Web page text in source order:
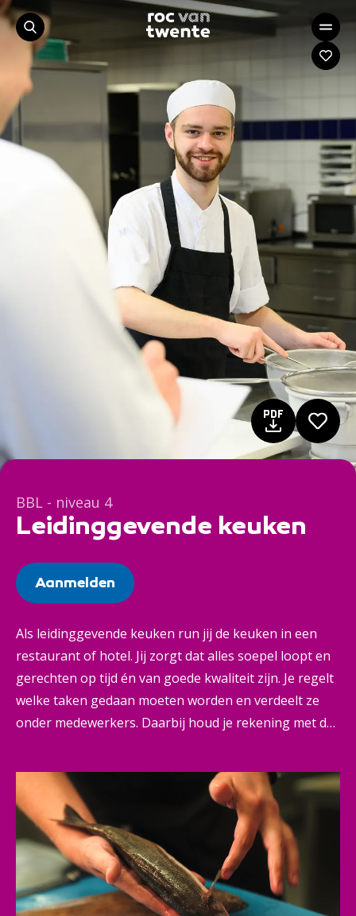
BBL - niveau 4
Leidinggevende keuken
Aanmelden
Als leidinggevende keuken run jij de keuken in een
restaurant of hotel. Jij zorgt dat alles soepel loopt en
gerechten op tijd én van goede kwaliteit zijn. Je regelt
welke taken gedaan moeten worden en verdeelt ze
onder medewerkers. Daarbij houd je rekening met de
stelt de menukaarten samen, maakt menuplanningen
en doet de berekeningen. Natuurlijk sta je zelf ook
achter het fornuis. Koken is immers je lust en je leven.